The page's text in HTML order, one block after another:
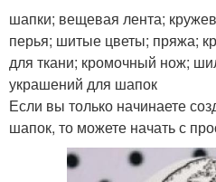
шапки; вещевая лента;
перья; шитые цветы; пряжа;
для ткани; кромочный нож;
украшений для шапок
Если вы только начинаете
шапок, то можете начать с